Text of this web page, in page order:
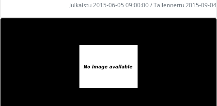
Julkaistu 2015-06-05 09:00:00 / Tallennettu 2015-09-04